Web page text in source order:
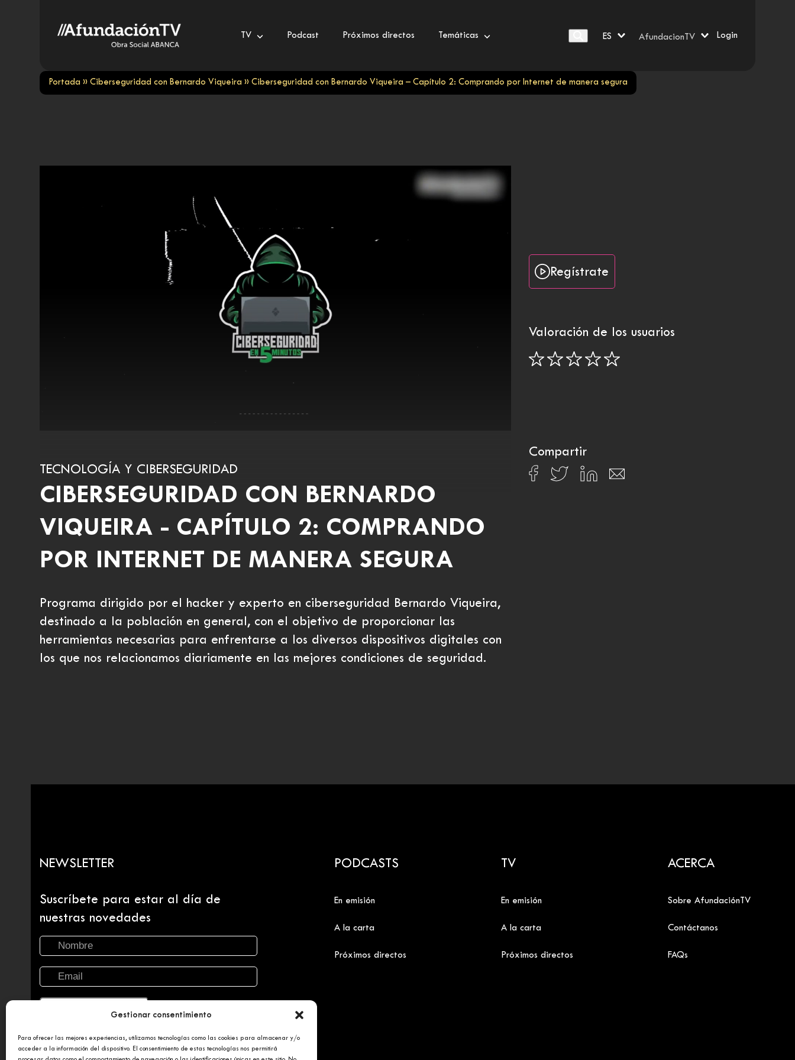
Gestionar consentimiento
Para ofrecer las mejores experiencias, utilizamos tecnologías como las cookies para almacenar y/o
acceder a la información del dispositivo. El consentimiento de estas tecnologías nos permitirá
TV Podcast Próximos directos Temáticas ES AfundacionTV Login
Portada »Ciberseguridad con Bernardo Viqueira »Ciberseguridad con Bernardo Viqueira – Capítulo 2: Comprando por Internet de manera segura
TECNOLOGÍA Y CIBERSEGURIDAD
CIBERSEGURIDAD CON BERNARDO
VIQUEIRA - CAPÍTULO 2: COMPRANDO
POR INTERNET DE MANERA SEGURA
Programa dirigido por el hacker y experto en ciberseguridad Bernardo Viqueira,
destinado a la población en general, con el objetivo de proporcionar las
herramientas necesarias para enfrentarse a los diversos dispositivos digitales con
los que nos relacionamos diariamente en las mejores condiciones de seguridad.
Regístrate
Valoración de los usuarios
Compartir
NEWSLETTER
Suscríbete para estar al día de
nuestras novedades
PODCASTS
En emisión
A la carta
Próximos directos
TV
En emisión
A la carta
Próximos directos
ACERCA
Sobre AfundaciónTV
Contáctanos
FAQs